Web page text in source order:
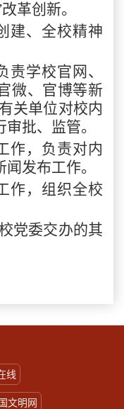
革创新。
建、全校精神
责学校官网、
微、官博等新
关单位对校内
批、监管。
作，负责对内
发布工作。
作，组织全校
党委交办的其
线
文明网